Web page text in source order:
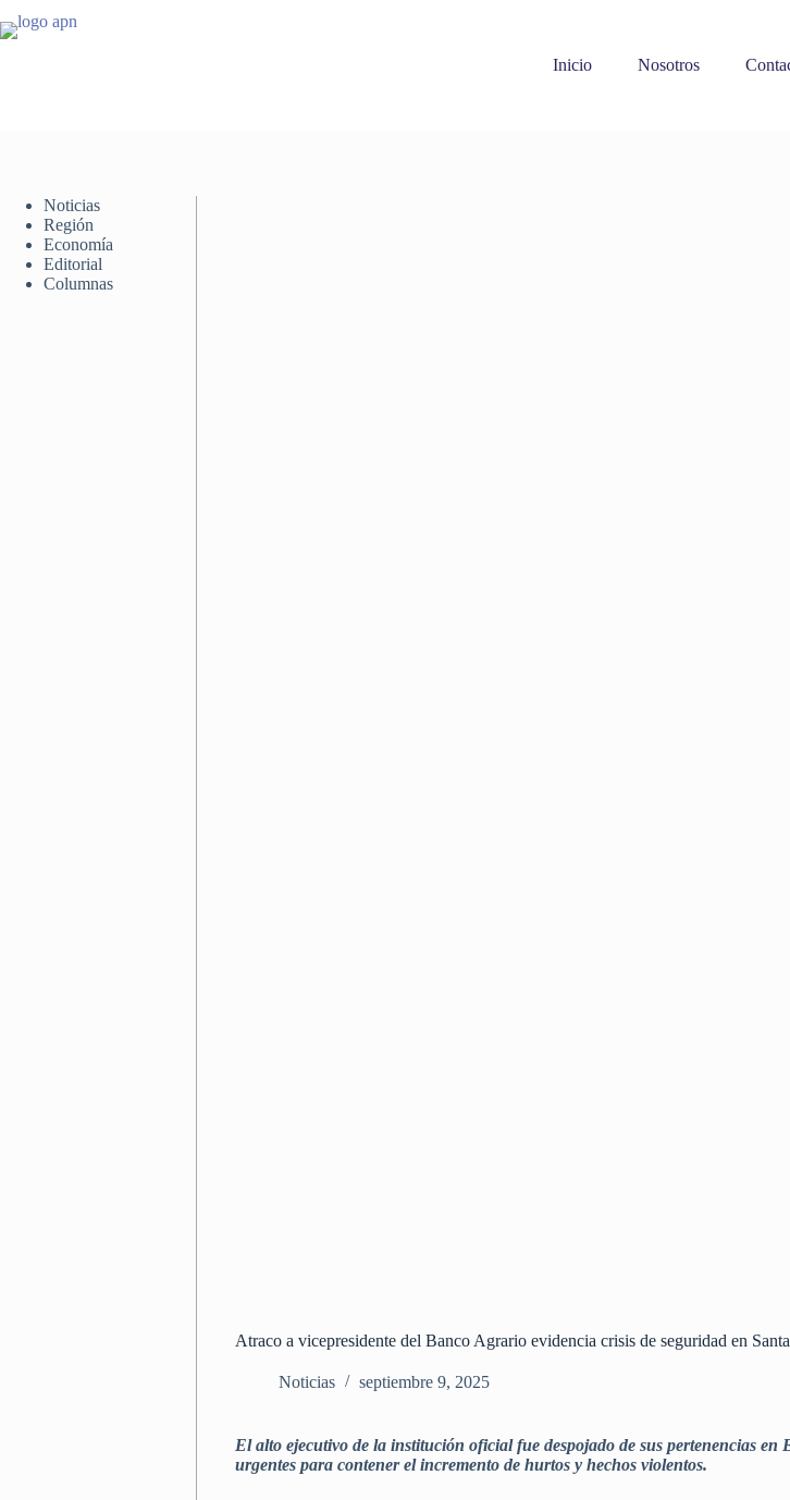
al
Inicio
Nosotros
Atraco a vicepresidente del Banco Agrario evidencia crisis de seguridad en
Noticias septiembre 9, 2025
El alto ejecutivo de la institución oficial fue despojado de sus pertenencias
urgentes para contener el incremento de hurtos y hechos violentos.
Noticias
Región
Economía
Editorial
Columnas